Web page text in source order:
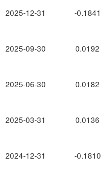
2025-12-31
2025-09-30
2025-06-30
2025-03-31
2024-12-31
-0.1841
0.0192
0.0182
0.0136
-0.1810